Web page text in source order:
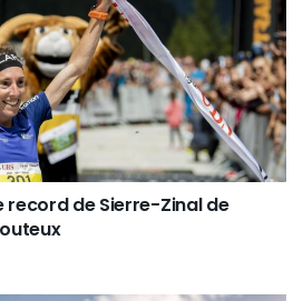
record de Sierre-Zinal de